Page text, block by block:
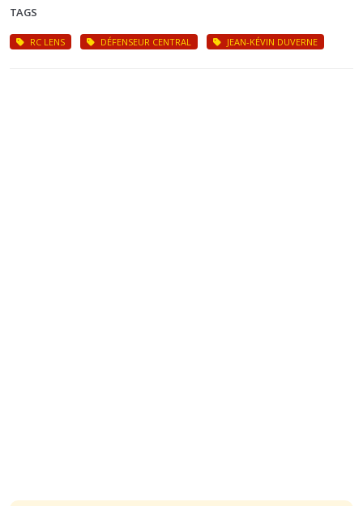
TAGS
RC LENS DÉFENSEUR CENTRAL JEAN-KÉVIN DUVERNE